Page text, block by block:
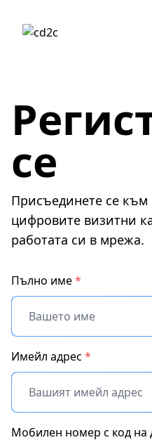
се
Присъединете се
цифровите визитни
работата си в мрежа.
Пълно име*
Имейл адрес *
Мобилен номер с код на